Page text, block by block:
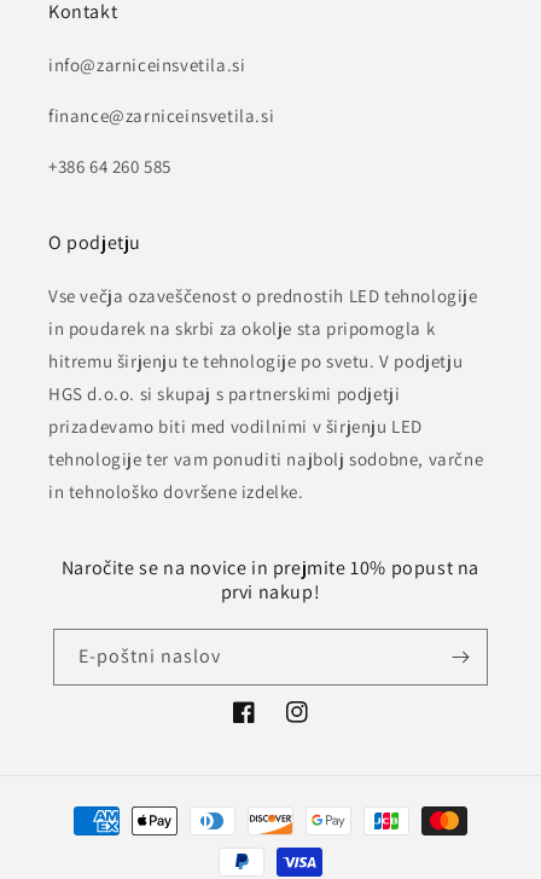
Kontakt
info@zarniceinsvetila.si
finance@zarniceinsvetila.si
+386 64 260 585
O podjetju
Vse večja ozaveščenost o prednostih LED tehnologije
in poudarek na skrbi za okolje sta pripomogla k
hitremu širjenju te tehnologije po svetu. V podjetju
HGS d.o.o. si skupaj s partnerskimi podjetji
prizadevamo biti med vodilnimi v širjenju LED
tehnologije ter vam ponuditi najbolj sodobne, varčne
in tehnološko dovršene izdelke.
Naročite se na novice in prejmite 10% popust na
prvi nakup!
E-poštni naslov
FacebookInstagram
Načini
plačila